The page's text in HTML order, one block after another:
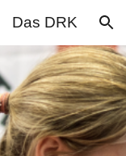
Das DRK